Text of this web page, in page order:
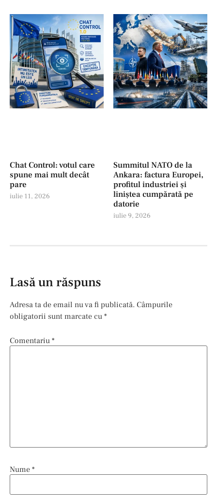
Chat Control: votul care
spune mai mult decât
pare
iulie 11, 2026
Summitul NATO de la
Ankara: factura Europei,
profitul industriei şi
liniștea cumpărată pe
datorie
iulie 9, 2026
Lasă un răspuns
Adresa ta de email nu va fi publicată. Câmpurile
obligatorii sunt marcate cu *
Comentariu *
Nume *